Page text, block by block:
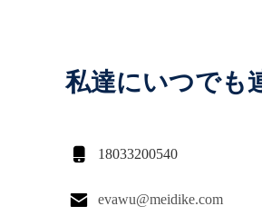
私達にいつでも
 18033200540
 evawu@meidike.com